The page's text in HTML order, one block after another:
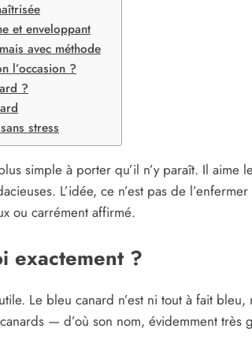
et enveloppant
avec méthode
l’occasion ?
?
stress
simple à porter qu’il n’y paraît. Il
L’idée, ce n’est pas de
ou carrément affirmé.
exactement ?
Le bleu canard n’est ni tout à fait
— d’où son nom, évidemment très